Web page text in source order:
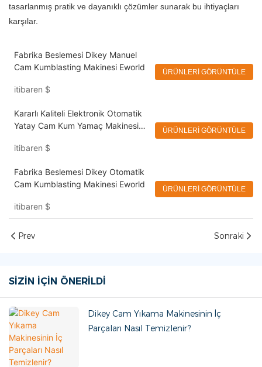
tasarlanmış pratik ve dayanıklı çözümler sunarak bu ihtiyaçları
karşılar.
Fabrika Beslemesi Dikey Manuel
Cam Kumblasting Makinesi Eworld
itibaren $
ÜRÜNLERI GÖRÜNTÜLE
Kararlı Kaliteli Elektronik Otomatik
Yatay Cam Kum Yamaç Makinesi
itibaren $
ÜRÜNLERI GÖRÜNTÜLE
Fabrika Beslemesi Dikey Otomatik
Cam Kumblasting Makinesi Eworld
itibaren $
ÜRÜNLERI GÖRÜNTÜLE
Prev Sonraki
SIZIN İÇIN ÖNERILDI
Dikey Cam Yıkama Makinesinin İç
Parçaları Nasıl Temizlenir?